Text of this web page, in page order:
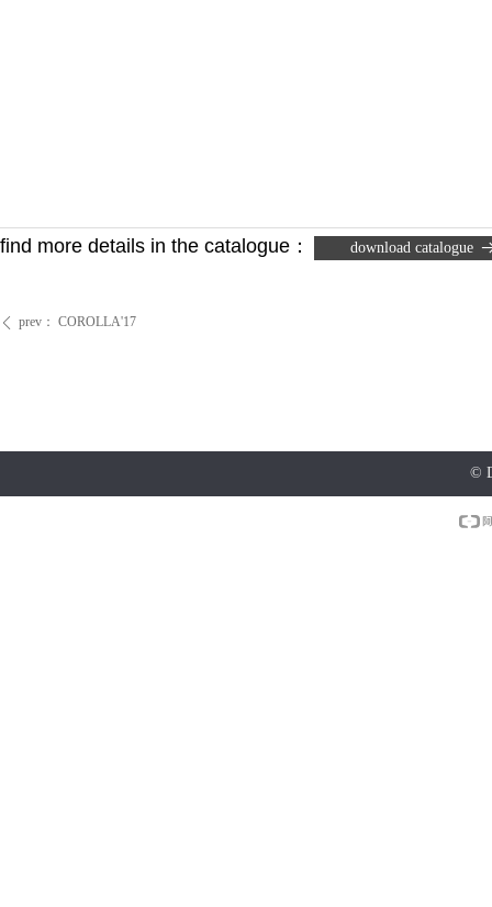
ꄴ prev： COROLLA'17
find more details in the catalogue ： download catalogue
©